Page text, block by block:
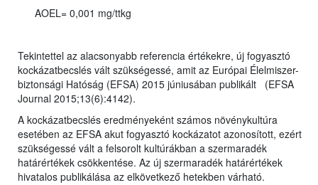
AOEL= 0,001 mg/ttkg
Tekintettel az alacsonyabb referencia értékekre, új fogyasztó
kockázatbecslés vált szükségessé, amit az Európai Élelmiszer-
biztonsági Hatóság (EFSA) 2015 júniusában publikált (EFSA
Journal 2015;13(6):4142).
A kockázatbecslés eredményeként számos növénykultúra
esetében az EFSA akut fogyasztó kockázatot azonosított, ezért
szükségessé vált a felsorolt kultúrákban a szermaradék
határértékek csökkentése. Az új szermaradék határértékek
hivatalos publikálása az elkövetkező hetekben várható.